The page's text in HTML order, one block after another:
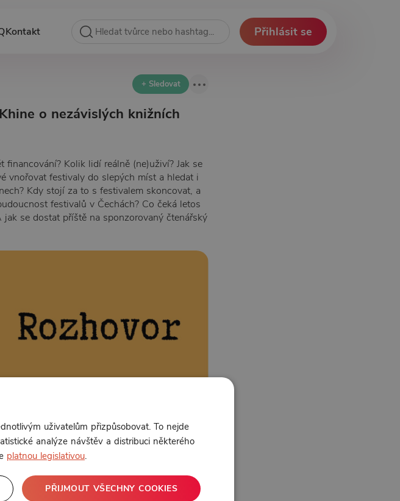
Kontakt Přihlásit se
+ Sledovat
o nezávislých knižních
Kolik lidí reálně (ne)uživí? Jak se
vnořovat festivaly do slepých míst a hledat i
Kdy stojí za to s festivalem skoncovat, a
festivalů v Čechách? Co čeká letos
se dostat příště na sponzorovaný čtenářský
uživatelům přizpůsobovat. To nejde
analýze návštěv a distribuci některého
platnou legislativou.
PŘIJMOUT VŠECHNY COOKIES